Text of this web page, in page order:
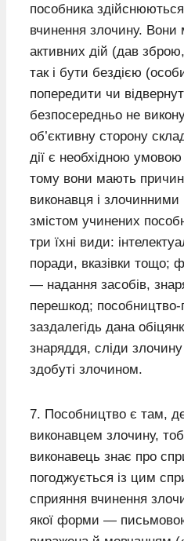
пособника
вчинення злочину.
активних дій (дав
так і бути бездією
попередити чи
безпосередньо не
об’єктивну сторону
дії є необхідною
тому вони мають
виконавця і
змістом учинених
три їхні види:
поради, вказівки тощо;
— надання засобів,
перешкод;
заздалегідь дана
знаряддя, сліди
здобуті злочином.
7. Пособництво є там,
виконавцем злочину,
виконавець знає про
погоджується із цим
сприяння вчинення
якої форми —